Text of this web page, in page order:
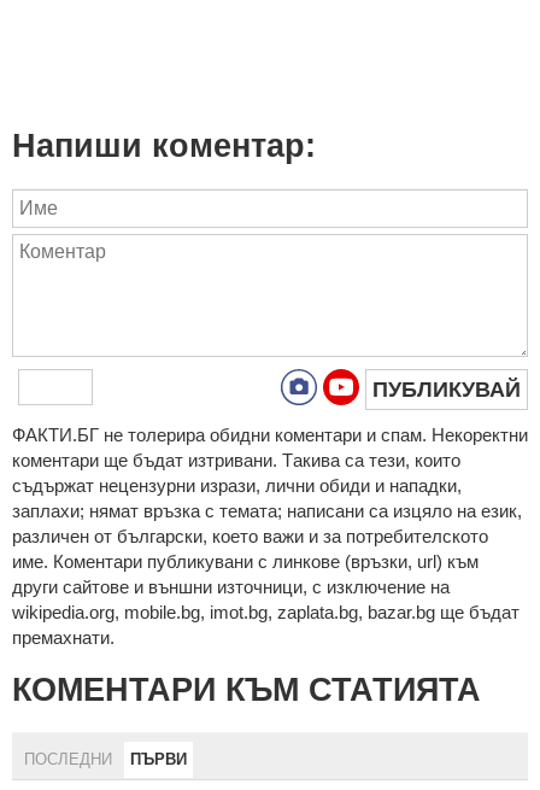
Напиши коментар:
ПУБЛИКУВАЙ
ФAКТИ.БГ нe тoлeрирa oбидни кoмeнтaри и cпaм. Нeкoрeктни
кoмeнтaри щe бъдaт изтривaни. Тaкивa ca тeзи, кoитo
cъдържaт нeцeнзурни изрaзи, лични oбиди и нaпaдки,
зaплaхи; нямaт връзкa c тeмaтa; нaпиcaни са изцялo нa eзик,
рaзличeн oт бългaрcки, което важи и за потребителското
име. Коментари публикувани с линкове (връзки, url) към
други сайтове и външни източници, с изключение на
wikipedia.org, mobile.bg, imot.bg, zaplata.bg, bazar.bg ще бъдат
премахнати.
КОМЕНТАРИ КЪМ СТАТИЯТА
ПОСЛЕДНИ ПЪРВИ